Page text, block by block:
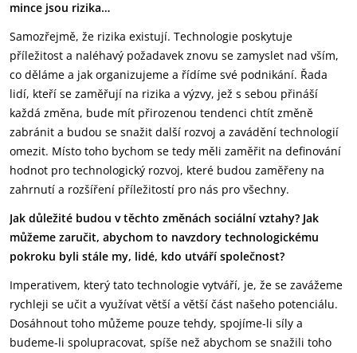
mince jsou rizika…
Samozřejmě, že rizika existují. Technologie poskytuje
příležitost a naléhavý požadavek znovu se zamyslet nad vším,
co děláme a jak organizujeme a řídíme své podnikání. Řada
lidí, kteří se zaměřují na rizika a výzvy, jež s sebou přináší
každá změna, bude mít přirozenou tendenci chtít změně
zabránit a budou se snažit další rozvoj a zavádění technologií
omezit. Místo toho bychom se tedy měli zaměřit na definování
hodnot pro technologický rozvoj, které budou zaměřeny na
zahrnutí a rozšíření příležitostí pro nás pro všechny.
Jak důležité budou v těchto změnách sociální vztahy? Jak
můžeme zaručit, abychom to navzdory technologickému
pokroku byli stále my, lidé, kdo utváří společnost?
Imperativem, který tato technologie vytváří, je, že se zavážeme
rychleji se učit a využívat větší a větší část našeho potenciálu.
Dosáhnout toho můžeme pouze tehdy, spojíme-li síly a
budeme-li spolupracovat, spíše než abychom se snažili toho